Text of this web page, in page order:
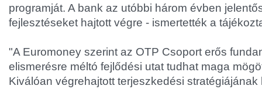
programját. A bank az utóbbi három évben
fejlesztéseket hajtott végre - ismertették a
"A Euromoney szerint az OTP Csoport erős
elismerésre méltó fejlődési utat tudhat maga
Kiválóan végrehajtott terjeszkedési